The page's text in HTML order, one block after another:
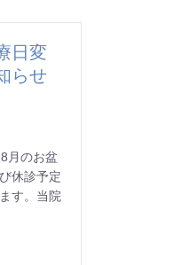
日変
らせ
月のお盆
休診予定
す。当院